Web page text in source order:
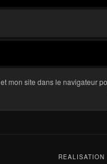
mon site dans le navigateur